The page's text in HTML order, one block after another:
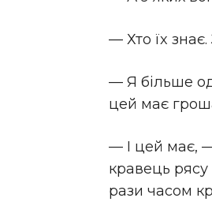
— Хто їx
— Я більше
цей має
— I цей має, —
кравець рясу
рази часом